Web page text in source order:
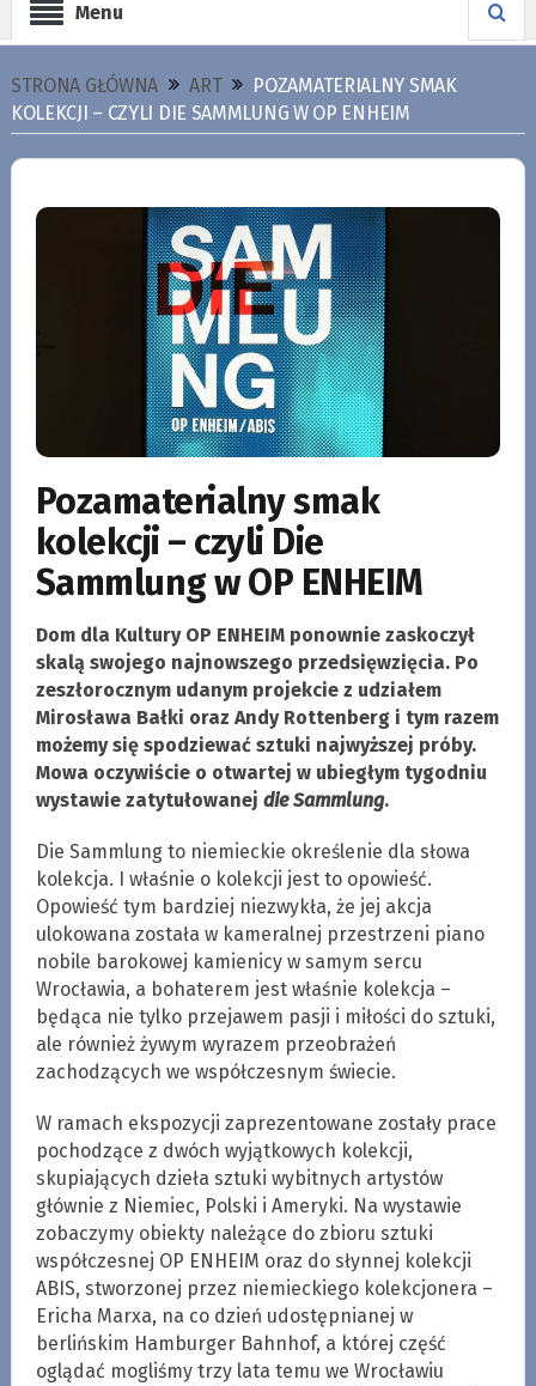
Menu
STRONA GŁÓWNA ART
POZAMATERIALNY SMAK
KOLEKCJI – CZYLI DIE SAMMLUNG W OP ENHEIM
Pozamaterialny smak
kolekcji – czyli Die
Sammlung w OP ENHEIM
Dom dla Kultury OP ENHEIM ponownie zaskoczył
skalą swojego najnowszego przedsięwzięcia. Po
zeszłorocznym udanym projekcie z udziałem
Mirosława Bałki oraz Andy Rottenberg i tym razem
możemy się spodziewać sztuki najwyższej próby.
Mowa oczywiście o otwartej w ubiegłym tygodniu
wystawie zatytułowanej die Sammlung.
Die Sammlung to niemieckie określenie dla słowa
kolekcja. I właśnie o kolekcji jest to opowieść.
Opowieść tym bardziej niezwykła, że jej akcja
ulokowana została w kameralnej przestrzeni piano
nobile barokowej kamienicy w samym sercu
Wrocławia, a bohaterem jest właśnie kolekcja –
będąca nie tylko przejawem pasji i miłości do sztuki,
ale również żywym wyrazem przeobrażeń
zachodzących we współczesnym świecie.
W ramach ekspozycji zaprezentowane zostały prace
pochodzące z dwóch wyjątkowych kolekcji,
skupiających dzieła sztuki wybitnych artystów
głównie z Niemiec, Polski i Ameryki. Na wystawie
zobaczymy obiekty należące do zbioru sztuki
współczesnej OP ENHEIM oraz do słynnej kolekcji
ABIS, stworzonej przez niemieckiego kolekcjonera –
Ericha Marxa, na co dzień udostępnianej w
berlińskim Hamburger Bahnhof, a której część
oglądać mogliśmy trzy lata temu we Wrocławiu